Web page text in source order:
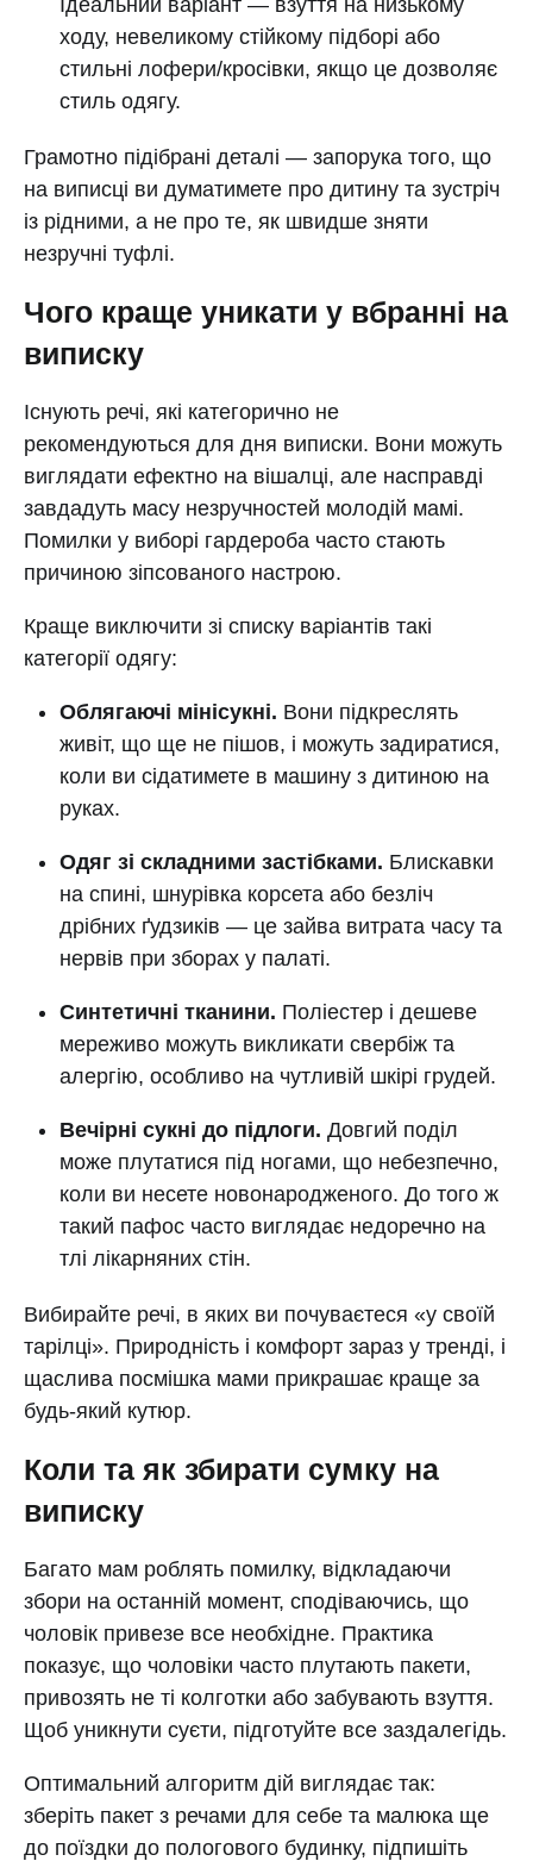
ходу, невеликому стійкому підборі або
стильні лофери/кросівки, якщо це дозволяє
стиль одягу.
Грамотно підібрані деталі — запорука того, що
на виписці ви думатимете про дитину та зустріч
із рідними, а не про те, як швидше зняти
незручні туфлі.
Чого краще уникати у вбранні на
виписку
Існують речі, які категорично не
рекомендуються для дня виписки. Вони можуть
виглядати ефектно на вішалці, але насправді
завдадуть масу незручностей молодій мамі.
Помилки у виборі гардероба часто стають
причиною зіпсованого настрою.
Краще виключити зі списку варіантів такі
категорії одягу:
Облягаючі мінісукні. Вони підкреслять
живіт, що ще не пішов, і можуть задиратися,
коли ви сідатимете в машину з дитиною на
руках.
Одяг зі складними застібками. Блискавки
на спині, шнурівка корсета або безліч
дрібних ґудзиків — це зайва витрата часу та
нервів при зборах у палаті.
Синтетичні тканини. Поліестер і дешеве
мереживо можуть викликати свербіж та
алергію, особливо на чутливій шкірі грудей.
Вечірні сукні до підлоги. Довгий поділ
може плутатися під ногами, що небезпечно,
коли ви несете новонародженого. До того ж
такий пафос часто виглядає недоречно на
тлі лікарняних стін.
Вибирайте речі, в яких ви почуваєтеся «у своїй
тарілці». Природність і комфорт зараз у тренді, і
щаслива посмішка мами прикрашає краще за
будь-який кутюр.
Коли та як збирати сумку на
виписку
Багато мам роблять помилку, відкладаючи
збори на останній момент, сподіваючись, що
чоловік привезе все необхідне. Практика
показує, що чоловіки часто плутають пакети,
привозять не ті колготки або забувають взуття.
Щоб уникнути суєти, підготуйте все заздалегідь.
Оптимальний алгоритм дій виглядає так:
зберіть пакет з речами для себе та малюка ще
до поїздки до пологового будинку, підпишіть